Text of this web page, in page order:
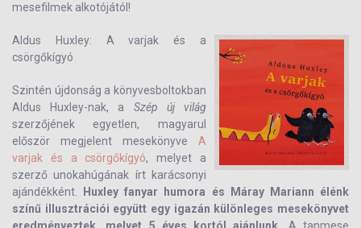
mesefilmek alkotójától!
Aldus Huxley: A varjak és a
csörgőkígyó
Szintén újdonság a könyvesboltokban
Aldus Huxley-nak, a Szép új világ
szerzőjének egyetlen, magyarul
először megjelent mesekönyve A
varjak és a csörgőkígyó, melyet a
szerző unokahúgának írt karácsonyi
ajándékként.
Huxley fanyar humora és Máray Mariann élénk
színű illusztrációi együtt egy igazán különleges mesekönyvet